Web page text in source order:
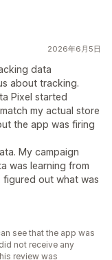
2026年6月5日
data
about tracking.
Pixel started
my actual store
the app was firing
My campaign
was learning from
figured out what was
see that the app was
not receive any
review was